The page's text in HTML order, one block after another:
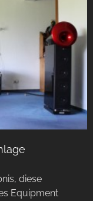
diese
Equipment